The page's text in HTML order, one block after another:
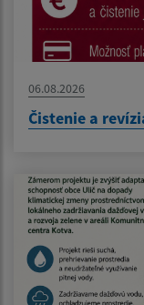
06.08.2026
Čistenie a